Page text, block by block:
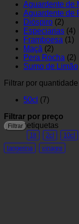
Aguardente de
Aguardente de
Dióspiro (2)
Especiarias (4)
Framboesa (1)
Maçã (2)
Pera Rocha (2)
Sumo de Limão
Filtrar por quantidade
50cl (7)
Filtrar por preço
Filtrar etiquetas
1lt 2cl 10cl
tangerina
vinagre